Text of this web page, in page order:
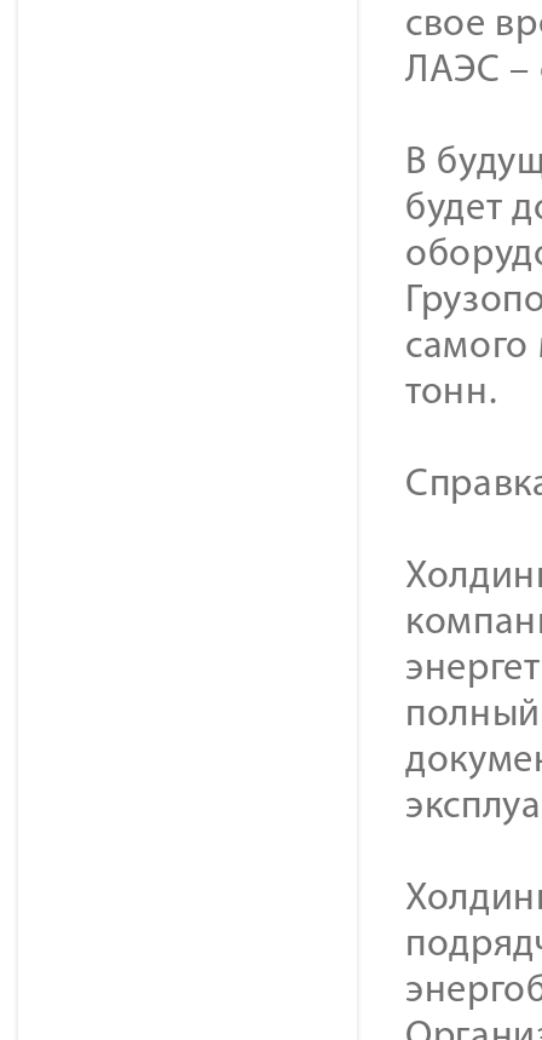
свое
ЛАЭС –
В
будет
самого
тонн.